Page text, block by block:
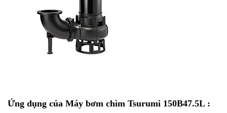
Ứng dụng của Máy bơm chìm Tsurumi 150B47.5L :